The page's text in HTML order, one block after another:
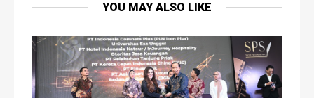
YOU MAY ALSO LIKE